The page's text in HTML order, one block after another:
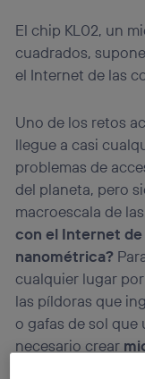
El chip KL02, un
cuadrados,
el Internet de las
Uno de los retos
llegue a casi
problemas de
del planeta, pero
macroescala de
con el Internet de
nanométrica?
cualquier lugar
las píldoras que
o gafas de sol que
necesario crear